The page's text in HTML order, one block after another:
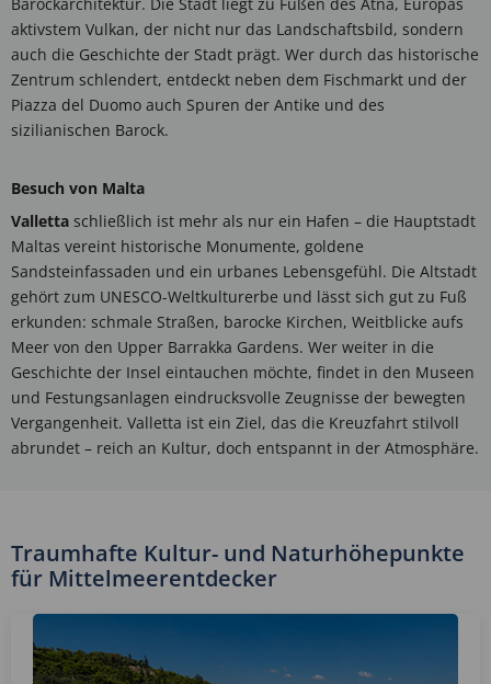
aktivstem Vulkan, der nicht nur das Landschaftsbild, sondern
auch die Geschichte der Stadt prägt. Wer durch das historische
Zentrum schlendert, entdeckt neben dem Fischmarkt und der
Piazza del Duomo auch Spuren der Antike und des
sizilianischen Barock.
Besuch von Malta
Valletta schließlich ist mehr als nur ein Hafen – die Hauptstadt
Maltas vereint historische Monumente, goldene
Sandsteinfassaden und ein urbanes Lebensgefühl. Die Altstadt
gehört zum UNESCO-Weltkulturerbe und lässt sich gut zu Fuß
erkunden: schmale Straßen, barocke Kirchen, Weitblicke aufs
Meer von den Upper Barrakka Gardens. Wer weiter in die
Geschichte der Insel eintauchen möchte, findet in den Museen
und Festungsanlagen eindrucksvolle Zeugnisse der bewegten
Vergangenheit. Valletta ist ein Ziel, das die Kreuzfahrt stilvoll
abrundet – reich an Kultur, doch entspannt in der Atmosphäre.
Traumhafte Kultur- und Naturhöhepunkte
für Mittelmeerentdecker